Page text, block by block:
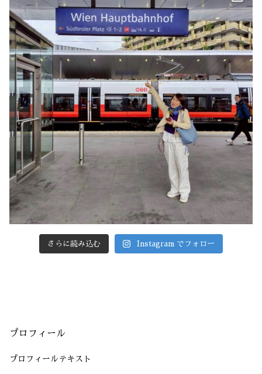
さらに読み込む Instagram でフォロー
プロフィール
プロフィールテキスト